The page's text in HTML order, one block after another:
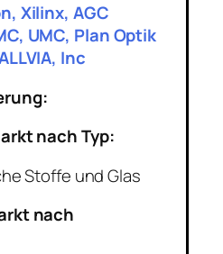
Xilinx, AGC
UMC, Plan Optik
Inc
nach Typ:
Stoffe und Glas
nach